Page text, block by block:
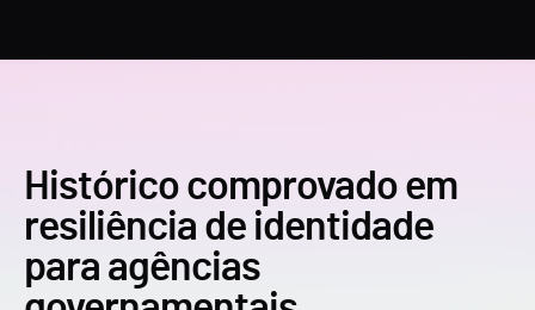
Histórico comprovado em
resiliência de identidade
para agências